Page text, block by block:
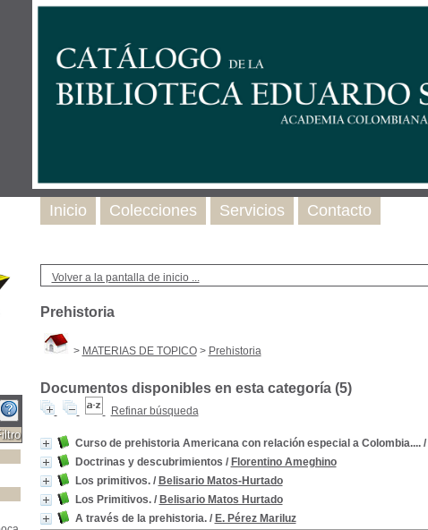
Volver a la pantalla de inicio ...
Prehistoria
> MATERIAS DE TOPICO> Prehistoria
Documentos disponibles en esta categoría (5)
Refinar búsqueda
Curso de prehistoria Americana con relación especial a Colombia..../
Doctrinas y descubrimientos / Florentino Ameghino
Los primitivos./ Belisario Matos-Hurtado
Los Primitivos./ Belisario Matos Hurtado
A través de la prehistoria./ E. Pérez Mariluz
Inicio Colecciones Servicios Contacto